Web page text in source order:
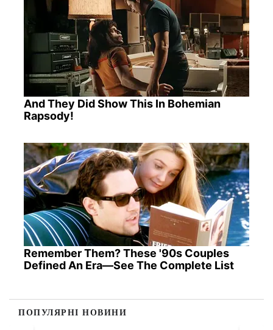
And They Did Show This In Bohemian
Rapsody!
Remember Them? These '90s Couples
Defined An Era—See The Complete List
ПОПУЛЯРНІ НОВИНИ